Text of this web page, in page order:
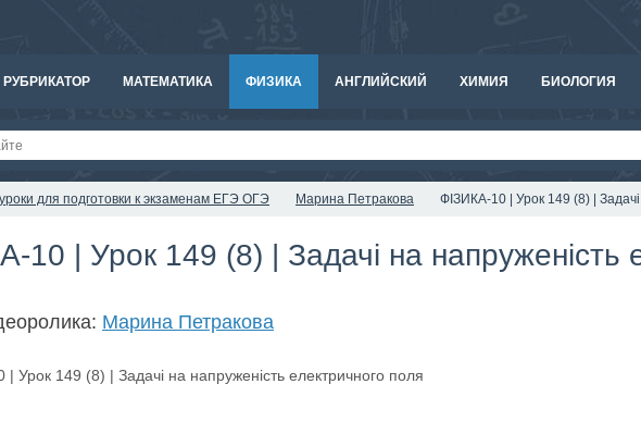
РУБРИКАТОР МАТЕМАТИКА ФИЗИКА АНГЛИЙСКИЙ ХИМИЯ БИОЛОГИЯ
для подготовки к экзаменам ЕГЭ ОГЭ Марина Петракова ФІЗИКА-10 | Урок 149 (8) |
10 | Урок 149 (8) | Задачі на напруженість
Марина Петракова